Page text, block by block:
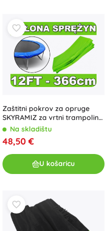
Zaštitni pokrov za opruge
SKYRAMIZ za vrtni trampolin
366 cm (12 ft) – zeleni
Na skladištu
48,50 €
U košaricu